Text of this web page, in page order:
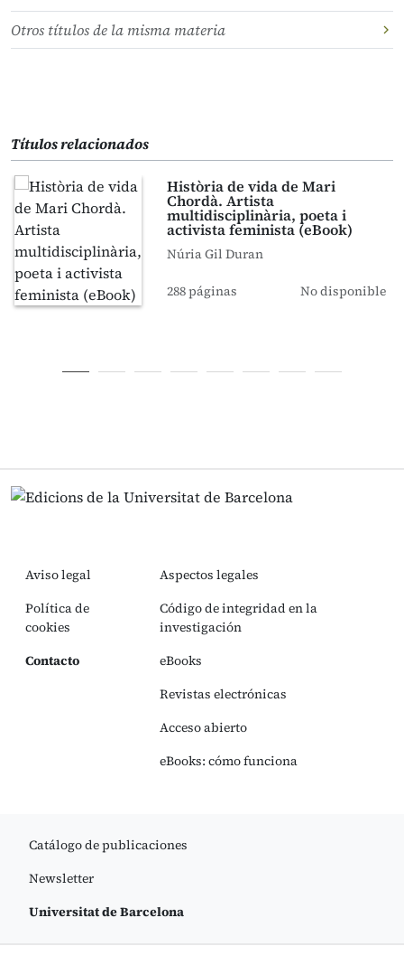
Otros títulos de la misma materia
Títulos relacionados
Història de vida de Mari
Chordà. Artista
multidisciplinària, poeta i
activista feminista (eBook)
Núria Gil Duran
288 páginas No disponible
Aviso legal
Política de
cookies
Contacto
Aspectos legales
Código de integridad en la
investigación
eBooks
Revistas electrónicas
Acceso abierto
eBooks: cómo funciona
Catálogo de publicaciones
Newsletter
Universitat de Barcelona